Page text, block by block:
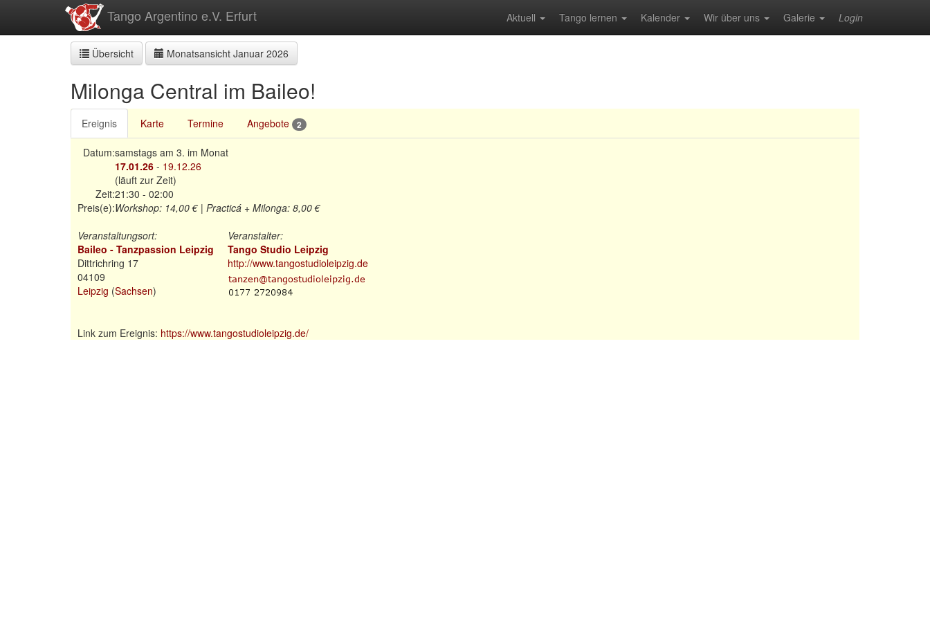
Tango Argentino e.V. Erfurt Aktuell Tango lernen Kalender Wir über uns Galerie Login
Übersicht Monatsansicht Januar 2026
Milonga Central im Baileo!
Ereignis Karte Termine Angebote 2
Datum:samstags am 3. im Monat
17.01.26 - 19.12.26
(läuft zur Zeit)
Zeit:21:30 - 02:00
Preis(e):Workshop: 14,00 € | Practicá + Milonga: 8,00 €
Veranstaltungsort:
Baileo - Tanzpassion Leipzig
Dittrichring 17
04109
Leipzig (Sachsen)
Veranstalter:
Tango Studio Leipzig
http://www.tangostudioleipzig.de
Link zum Ereignis: https://www.tangostudioleipzig.de/